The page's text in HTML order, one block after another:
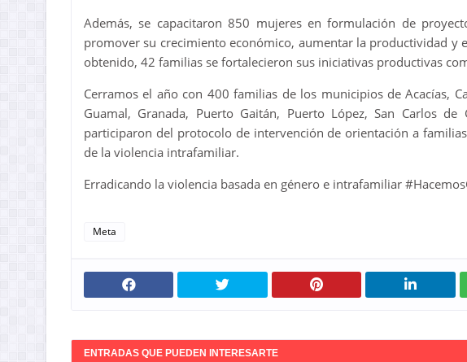
Además, se capacitaron 850 mujeres en formulación de
promover su crecimiento económico, aumentar la productividad y
obtenido, 42 familias se fortalecieron sus iniciativas productivas
Cerramos el año con 400 familias de los municipios de Acacías,
Guamal, Granada, Puerto Gaitán, Puerto López, San Carlos
participaron del protocolo de intervención de orientación a
de la violencia intrafamiliar.
Erradicando la violencia basada en género e intrafamiliar
Meta
ENTRADAS QUE PUEDEN INTERESARTE